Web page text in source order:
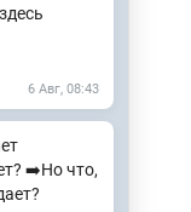
6 Авг, 08:43
➡️Но что,